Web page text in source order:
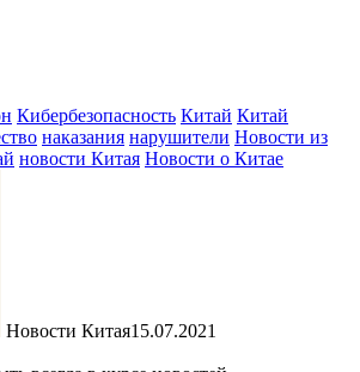
Кибербезопасность Китай Китай
наказания нарушители Новости из
новости Китая Новости о Китае
Новости Китая15.07.2021